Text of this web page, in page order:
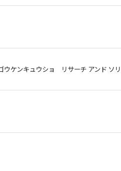
ケンキュウショ リサーチ アンド ソリ